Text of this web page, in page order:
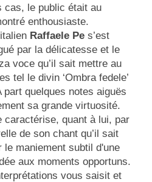
cas, le public était au
enthousiaste.
Raffaele Pe s’est
par la délicatesse et le
voce qu’il sait mettre au
tel le divin ‘Ombra fedele’
quelques notes aiguës
sa grande virtuosité.
caractérise, quant à lui, par
de son chant qu’il sait
maniement subtil d'une
aux moments opportuns.
vous saisit et